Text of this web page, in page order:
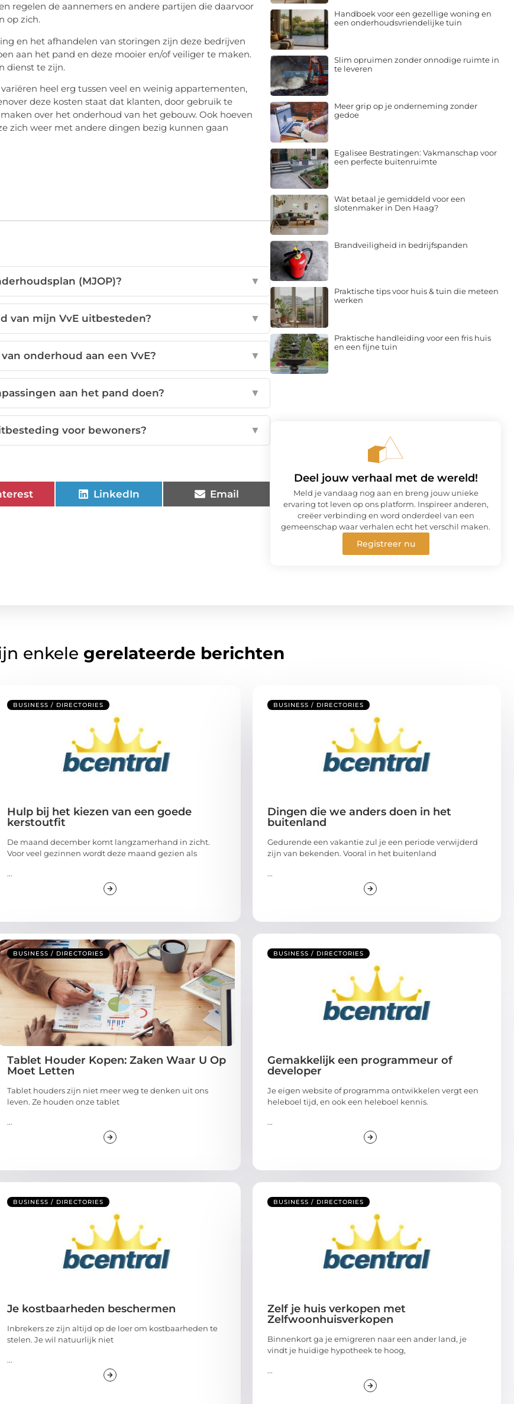
regelen de aannemers en andere partijen die daarvoor
op zich.
en het afhandelen van storingen zijn deze bedrijven
aan het pand en deze mooier en/of veiliger te maken.
dienst te zijn.
heel erg tussen veel en weinig appartementen,
deze kosten staat dat klanten, door gebruik te
over het onderhoud van het gebouw. Ook hoeven
zich weer met andere dingen bezig kunnen gaan
(MJOP)? ▼
van mijn VvE uitbesteden? ▼
onderhoud aan een VvE? ▼
aan het pand doen? ▼
voor bewoners? ▼
LinkedIn Email
Handboek voor een gezellige woning en
een onderhoudsvriendelijke tuin
Slim opruimen zonder onnodige ruimte in
te leveren
Meer grip op je onderneming zonder
gedoe
Egalisee Bestratingen: Vakmanschap voor
een perfecte buitenruimte
Wat betaal je gemiddeld voor een
slotenmaker in Den Haag?
Brandveiligheid in bedrijfspanden
Praktische tips voor huis & tuin die meteen
werken
Praktische handleiding voor een fris huis
en een fijne tuin
Deel jouw verhaal met de wereld!
Meld je vandaag nog aan en breng jouw unieke
ervaring tot leven op ons platform. Inspireer anderen,
creëer verbinding en word onderdeel van een
gemeenschap waar verhalen echt het verschil maken.
Registreer nu
enkele gerelateerde berichten
BUSINESS / DIRECTORIES
Hulp bij het kiezen van een goede
kerstoutfit
De maand december komt langzamerhand in zicht.
Voor veel gezinnen wordt deze maand gezien als
...
BUSINESS / DIRECTORIES
Dingen die we anders doen in het
buitenland
Gedurende een vakantie zul je een periode verwijderd
zijn van bekenden. Vooral in het buitenland
...
BUSINESS / DIRECTORIES
Tablet Houder Kopen: Zaken Waar U Op
Moet Letten
Tablet houders zijn niet meer weg te denken uit ons
leven. Ze houden onze tablet
...
BUSINESS / DIRECTORIES
Gemakkelijk een programmeur of
developer
Je eigen website of programma ontwikkelen vergt een
heleboel tijd, en ook een heleboel kennis.
...
BUSINESS / DIRECTORIES
Je kostbaarheden beschermen
Inbrekers ze zijn altijd op de loer om kostbaarheden te
stelen. Je wil natuurlijk niet
...
BUSINESS / DIRECTORIES
Zelf je huis verkopen met
Zelfwoonhuisverkopen
Binnenkort ga je emigreren naar een ander land, je
vindt je huidige hypotheek te hoog,
...